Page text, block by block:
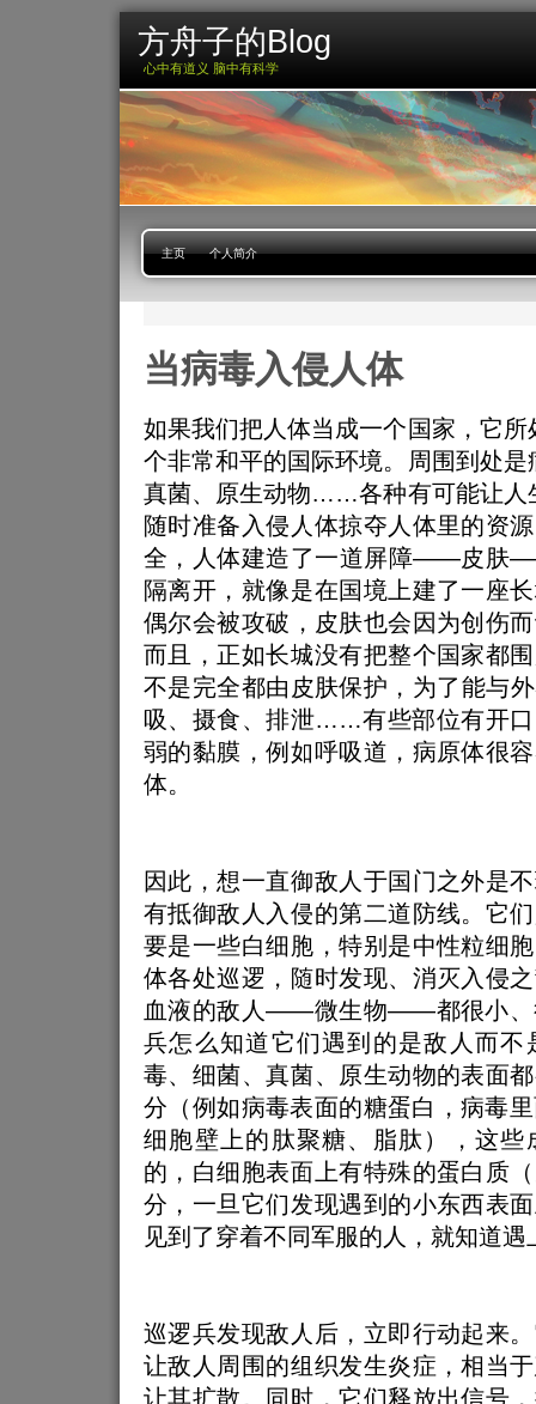
方舟子的Blog
心中有道义 脑中有科学
主页 个人简介
当病毒入侵人体
如果我们把人体当成一个国家，它所
个非常和平的国际环境。周围到处是
真菌、原生动物……各种有可能让人
随时准备入侵人体掠夺人体里的资
全，人体建造了一道屏障——皮肤
隔离开，就像是在国境上建了一座
偶尔会被攻破，皮肤也会因为创伤
而且，正如长城没有把整个国家都
不是完全都由皮肤保护，为了能与
吸、摄食、排泄……有些部位有开
弱的黏膜，例如呼吸道，病原体很
体。
因此，想一直御敌人于国门之外是
有抵御敌人入侵的第二道防线。它
要是一些白细胞，特别是中性粒细
体各处巡逻，随时发现、消灭入侵
血液的敌人——微生物——都很小、
兵怎么知道它们遇到的是敌人而不
毒、细菌、真菌、原生动物的表面
分（例如病毒表面的糖蛋白，病毒
细胞壁上的肽聚糖、脂肽），这些
的，白细胞表面上有特殊的蛋白质
分，一旦它们发现遇到的小东西表
见到了穿着不同军服的人，就知道遇
巡逻兵发现敌人后，立即行动起来
让敌人周围的组织发生炎症，相当
让其扩散。同时，它们释放出信号